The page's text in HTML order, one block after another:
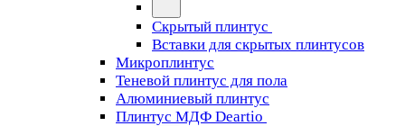
Скрытый плинтус
Вставки для скрытых плинтусов
Микроплинтус
Теневой плинтус для пола
Алюминиевый плинтус
Плинтус МДФ Deartio